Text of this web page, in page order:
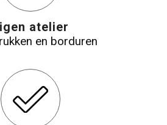
atelier
en borduren